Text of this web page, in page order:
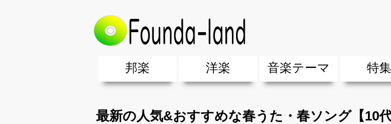
邦楽
邦楽ポップス(J-POP)
邦楽ロック(J-ROCK)
K-POP
アニソン/ボカロ
アイドル
ヴィジュアル系(V系)
邦楽男性アーティスト
邦楽女性アーティスト
男女グループ・デュエット・その他
2019年・2018年・2017年「邦楽」の人気＆おすすめ
洋楽
EDM(エレクトロニック・ダンス・ミュージック)
クラブミュージック
ダンスミュージック
洋楽男性アーティスト
洋楽女性アーティスト
男女グループ・デュエット・その他
【洋楽】夏歌(サマーソング)
2019年・2018年・2017年「洋楽」の人気＆おすすめ
音楽テーマ
最新のヒット曲&流行・話題の
人気曲&おすすめ
音楽ランキング
ラブソング(恋愛ソング)
応援ソング
バラード・歌詞が泣ける歌
友達&友情ソング・青春ソング
スポーツ・部活応援ソング
卒業ソング&入学ソング
10、20代に人気・話題・流行・
SNS・音楽アプリで10・20代に
勉強・試験・受験応援ソング 知識
春うた&桜ソング
夏歌(サマーソング)
ハロウィンソング&秋の歌
冬歌&クリスマスソング
元気が出る歌・やる気が出る曲・
テンションが上がる歌&盛り上が
大切な人に贈る歌&ありがとうソ
お別れの曲・旅立ちの歌
パーティーソング
ドライブ音楽BGM
カラオケ
誕生日ソング&お祝いの歌
ウェディングソング・結婚式
メロディ・曲の雰囲気別
音楽BGM&メドレー
学校(行事・合唱)曲
発売年代別・年齢別 人気音楽
自然音BGM・癒しの音楽(リラッ
"総"アーティスト
特集
エンタメ
最新の人気&おすすめな春うた・春ソング【10